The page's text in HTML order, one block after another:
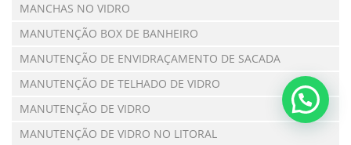
MANCHAS NO VIDRO
MANUTENÇÃO BOX DE BANHEIRO
MANUTENÇÃO DE ENVIDRAÇAMENTO DE SACADA
MANUTENÇÃO DE TELHADO DE VIDRO
MANUTENÇÃO DE VIDRO
MANUTENÇÃO DE VIDRO NO LITORAL